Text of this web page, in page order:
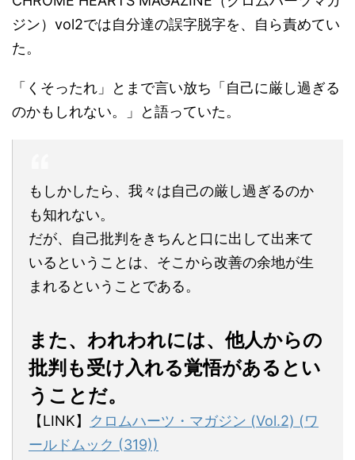
ジン）vol2では自分達の誤字脱字を、自ら責めてい
た。
「くそったれ」とまで言い放ち「自己に厳し過ぎる
のかもしれない。」と語っていた。
もしかしたら、我々は自己の厳し過ぎるのか
も知れない。
だが、自己批判をきちんと口に出して出来て
いるということは、そこから改善の余地が生
まれるということである。
また、われわれには、他人からの
批判も受け入れる覚悟があるとい
うことだ。
【LINK】 クロムハーツ・マガジン (Vol.2) (ワ
ールドムック (319))